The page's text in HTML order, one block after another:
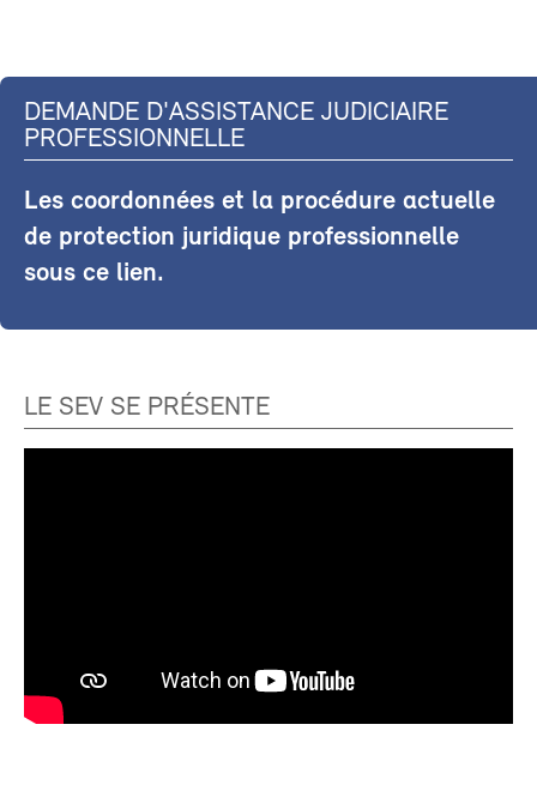
DEMANDE D'ASSISTANCE JUDICIAIRE
PROFESSIONNELLE
Les coordonnées et la procédure actuelle
de protection juridique professionnelle
sous ce lien.
LE SEV SE PRÉSENTE